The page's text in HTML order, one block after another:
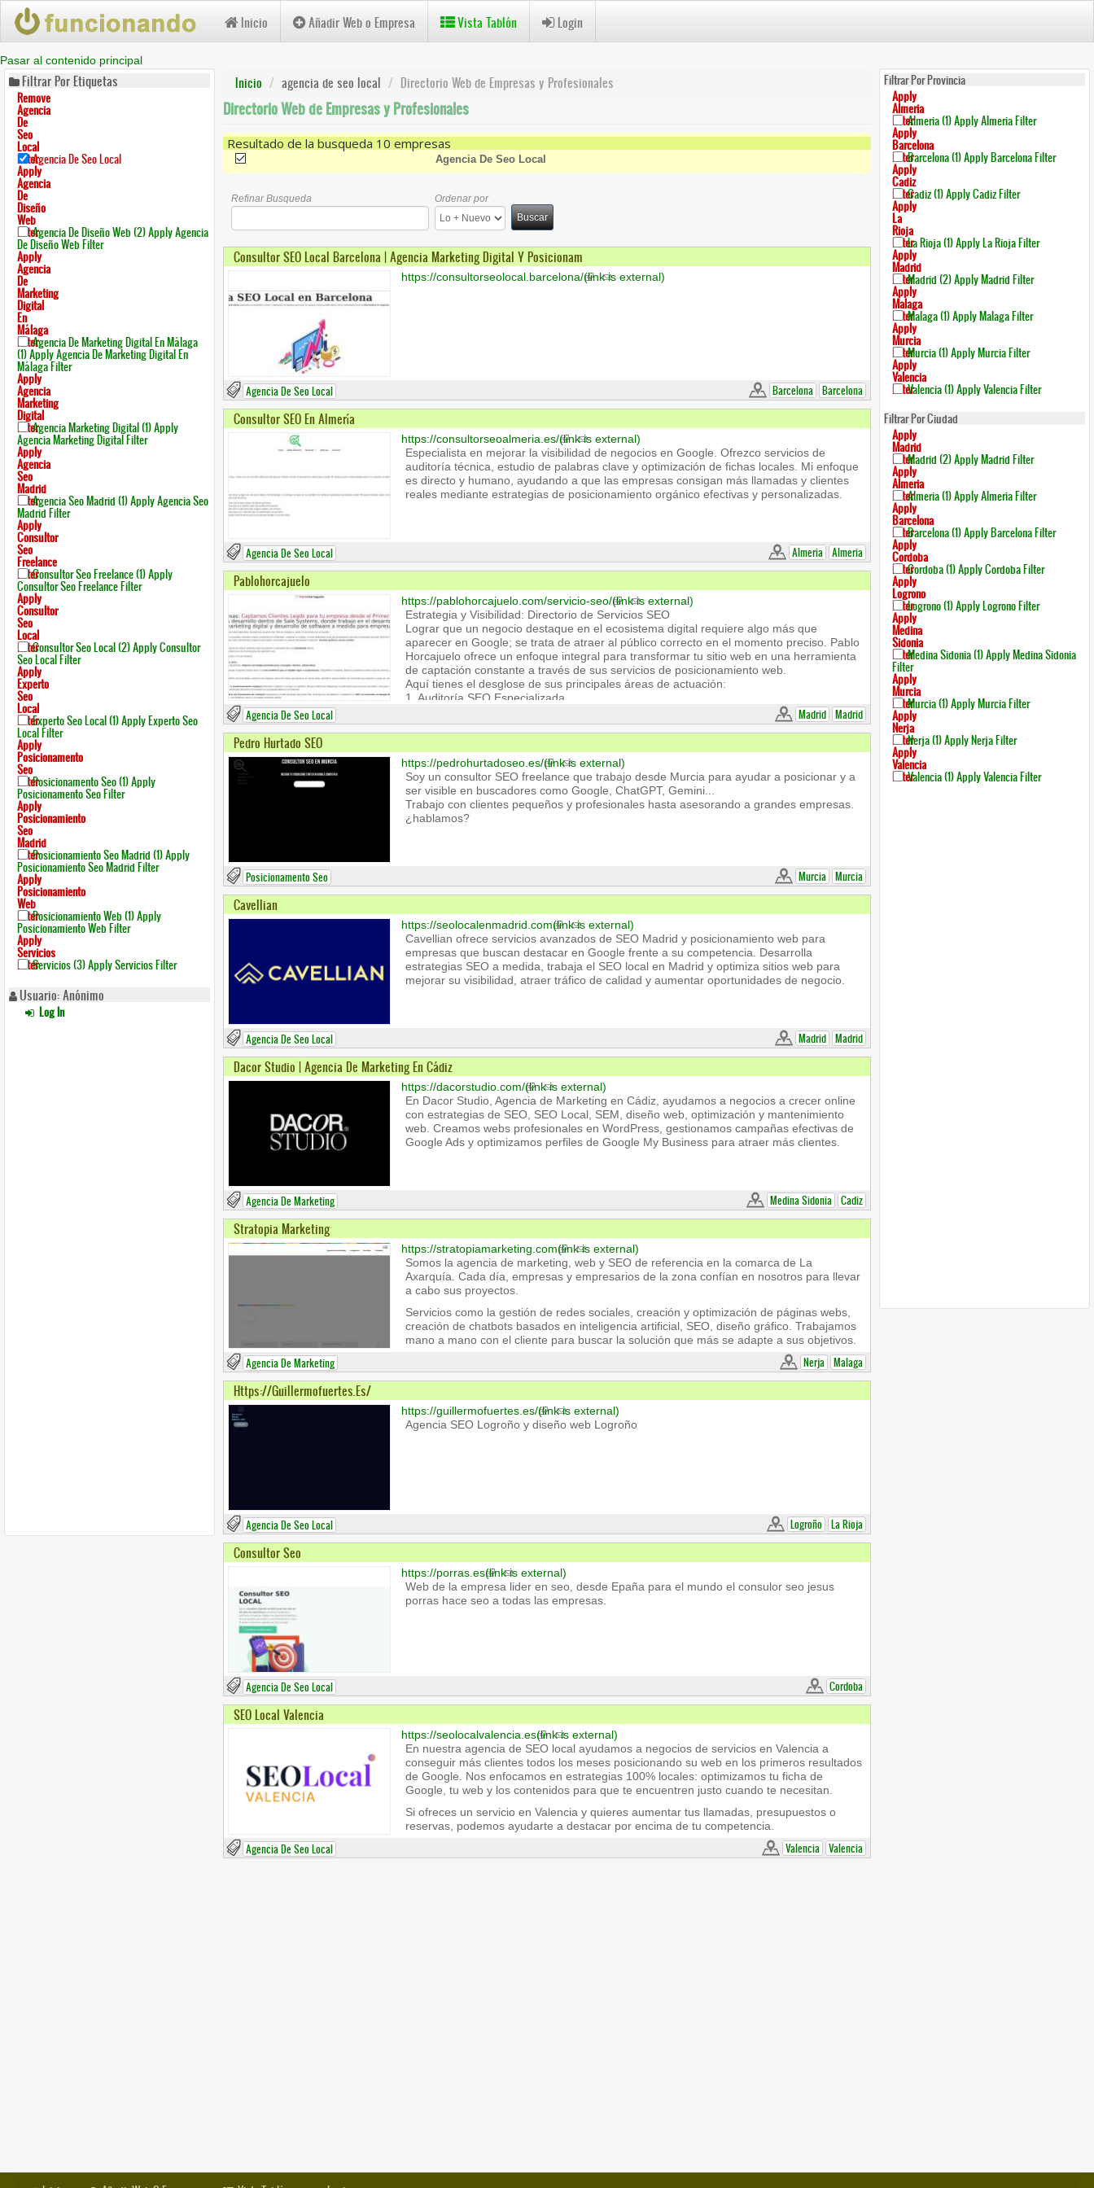
Pasar al contenido principal
Inicio Añadir Web o Empresa Vista Tablón Login
Filtrar Por Etiquetas
Remove
Agencia
De
Seo
Local
FilterAgencia De Seo Local
Apply
Agencia
De
Diseño
Web
FilterAgencia De Diseño Web (2)Apply Agencia
De Diseño Web Filter
Apply
Agencia
De
Marketing
Digital
En
Málaga
FilterAgencia De Marketing Digital En Málaga
(1)Apply Agencia De Marketing Digital En
Málaga Filter
Apply
Agencia
Marketing
Digital
FilterAgencia Marketing Digital (1)Apply
Agencia Marketing Digital Filter
Apply
Agencia
Seo
Madrid
FilterAgencia Seo Madrid (1)Apply Agencia Seo
Madrid Filter
Apply
Consultor
Seo
Freelance
FilterConsultor Seo Freelance (1)Apply
Consultor Seo Freelance Filter
Apply
Consultor
Seo
Local
FilterConsultor Seo Local (2)Apply Consultor
Seo Local Filter
Apply
Experto
Seo
Local
FilterExperto Seo Local (1)Apply Experto Seo
Local Filter
Apply
Posicionamento
Seo
FilterPosicionamento Seo (1)Apply
Posicionamento Seo Filter
Apply
Posicionamiento
Seo
Madrid
FilterPosicionamiento Seo Madrid (1)Apply
Posicionamiento Seo Madrid Filter
Apply
Posicionamiento
Web
FilterPosicionamiento Web (1)Apply
Posicionamiento Web Filter
Apply
Servicios
FilterServicios (3)Apply Servicios Filter
Usuario: Anónimo
Log In
Inicio agencia de seo local Directorio Web de Empresas y Profesionales
Directorio Web de Empresas y Profesionales
Resultado de la busqueda 10 empresas
(-) Agencia De Seo Local
Refinar Busqueda
Ordenar por
Buscar
Consultor SEO Local Barcelona | Agencia Marketing Digital Y Posicionam
https://consultorseolocal.barcelona/(link is external)
Barcelona Barcelona
Agencia De Seo Local
Consultor SEO En Almería
https://consultorseoalmeria.es/(link is external)
Especialista en mejorar la visibilidad de negocios en Google. Ofrezco servicios de
auditoría técnica, estudio de palabras clave y optimización de fichas locales. Mi enfoque
es directo y humano, ayudando a que las empresas consigan más llamadas y clientes
reales mediante estrategias de posicionamiento orgánico efectivas y personalizadas.
Almeria Almeria
Agencia De Seo Local
Pablohorcajuelo
https://pablohorcajuelo.com/servicio-seo/(link is external)
Estrategia y Visibilidad: Directorio de Servicios SEO
Lograr que un negocio destaque en el ecosistema digital requiere algo más que
aparecer en Google; se trata de atraer al público correcto en el momento preciso. Pablo
Horcajuelo ofrece un enfoque integral para transformar tu sitio web en una herramienta
de captación constante a través de sus servicios de posicionamiento web.
Aquí tienes el desglose de sus principales áreas de actuación:
1. Auditoría SEO Especializada
Madrid Madrid
Agencia De Seo Local
Pedro Hurtado SEO
https://pedrohurtadoseo.es/(link is external)
Soy un consultor SEO freelance que trabajo desde Murcia para ayudar a posicionar y a
ser visible en buscadores como Google, ChatGPT, Gemini...
Trabajo con clientes pequeños y profesionales hasta asesorando a grandes empresas.
¿hablamos?
Murcia Murcia
Posicionamento Seo
Cavellian
https://seolocalenmadrid.com(link is external)
Cavellian ofrece servicios avanzados de SEO Madrid y posicionamiento web para
empresas que buscan destacar en Google frente a su competencia. Desarrolla
estrategias SEO a medida, trabaja el SEO local en Madrid y optimiza sitios web para
mejorar su visibilidad, atraer tráfico de calidad y aumentar oportunidades de negocio.
Madrid Madrid
Agencia De Seo Local
Dacor Studio | Agencia De Marketing En Cádiz
https://dacorstudio.com/(link is external)
En Dacor Studio, Agencia de Marketing en Cádiz, ayudamos a negocios a crecer online
con estrategias de SEO, SEO Local, SEM, diseño web, optimización y mantenimiento
web. Creamos webs profesionales en WordPress, gestionamos campañas efectivas de
Google Ads y optimizamos perfiles de Google My Business para atraer más clientes.
Medina Sidonia Cadiz
Agencia De Marketing
Stratopia Marketing
https://stratopiamarketing.com(link is external)
Somos la agencia de marketing, web y SEO de referencia en la comarca de La
Axarquía. Cada día, empresas y empresarios de la zona confían en nosotros para llevar
a cabo sus proyectos.
Servicios como la gestión de redes sociales, creación y optimización de páginas webs,
creación de chatbots basados en inteligencia artificial, SEO, diseño gráfico. Trabajamos
mano a mano con el cliente para buscar la solución que más se adapte a sus objetivos.
Nerja Malaga
Agencia De Marketing
Https://guillermofuertes.es/
https://guillermofuertes.es/(link is external)
Agencia SEO Logroño y diseño web Logroño
Logroño La Rioja
Agencia De Seo Local
Consultor Seo
https://porras.es(link is external)
Web de la empresa lider en seo, desde Epaña para el mundo el consulor seo jesus
porras hace seo a todas las empresas.
Cordoba
Agencia De Seo Local
SEO Local Valencia
https://seolocalvalencia.es(link is external)
En nuestra agencia de SEO local ayudamos a negocios de servicios en Valencia a
conseguir más clientes todos los meses posicionando su web en los primeros resultados
de Google. Nos enfocamos en estrategias 100% locales: optimizamos tu ficha de
Google, tu web y los contenidos para que te encuentren justo cuando te necesitan.
Si ofreces un servicio en Valencia y quieres aumentar tus llamadas, presupuestos o
reservas, podemos ayudarte a destacar por encima de tu competencia.
Valencia Valencia
Agencia De Seo Local
Filtrar Por Provincia
Apply
Almeria
FilterAlmeria (1)Apply Almeria Filter
Apply
Barcelona
FilterBarcelona (1)Apply Barcelona Filter
Apply
Cadiz
FilterCadiz (1)Apply Cadiz Filter
Apply
La
Rioja
FilterLa Rioja (1)Apply La Rioja Filter
Apply
Madrid
FilterMadrid (2)Apply Madrid Filter
Apply
Malaga
FilterMalaga (1)Apply Malaga Filter
Apply
Murcia
FilterMurcia (1)Apply Murcia Filter
Apply
Valencia
FilterValencia (1)Apply Valencia Filter
Filtrar Por Ciudad
Apply
Madrid
FilterMadrid (2)Apply Madrid Filter
Apply
Almeria
FilterAlmeria (1)Apply Almeria Filter
Apply
Barcelona
FilterBarcelona (1)Apply Barcelona Filter
Apply
Cordoba
FilterCordoba (1)Apply Cordoba Filter
Apply
Logrono
FilterLogrono (1)Apply Logrono Filter
Apply
Medina
Sidonia
FilterMedina Sidonia (1)Apply Medina Sidonia
Filter
Apply
Murcia
FilterMurcia (1)Apply Murcia Filter
Apply
Nerja
FilterNerja (1)Apply Nerja Filter
Apply
Valencia
FilterValencia (1)Apply Valencia Filter